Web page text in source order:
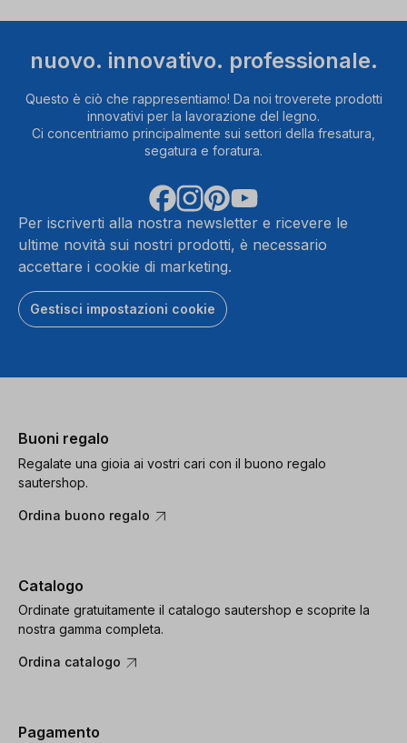
nuovo. innovativo. professionale.
Questo è ciò che rappresentiamo! Da noi troverete prodotti
innovativi per la lavorazione del legno.
Ci concentriamo principalmente sui settori della fresatura,
segatura e foratura.
Per iscriverti alla nostra newsletter e ricevere le
ultime novità sui nostri prodotti, è necessario
accettare i cookie di marketing.
Gestisci impostazioni cookie
Buoni regalo
Regalate una gioia ai vostri cari con il buono regalo
sautershop.
Ordina buono regalo
Catalogo
Ordinate gratuitamente il catalogo sautershop e scoprite la
nostra gamma completa.
Ordina catalogo
Pagamento